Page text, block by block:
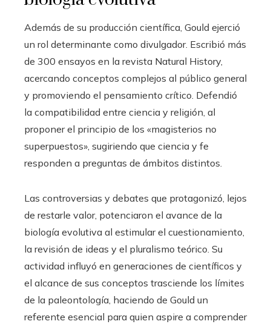
Además de su producción científica, Gould ejerció
un rol determinante como divulgador. Escribió más
de 300 ensayos en la revista Natural History,
acercando conceptos complejos al público general
y promoviendo el pensamiento crítico. Defendió
la compatibilidad entre ciencia y religión, al
proponer el principio de los «magisterios no
superpuestos», sugiriendo que ciencia y fe
responden a preguntas de ámbitos distintos.
Las controversias y debates que protagonizó, lejos
de restarle valor, potenciaron el avance de la
biología evolutiva al estimular el cuestionamiento,
la revisión de ideas y el pluralismo teórico. Su
actividad influyó en generaciones de científicos y
el alcance de sus conceptos trasciende los límites
de la paleontología, haciendo de Gould un
referente esencial para quien aspire a comprender